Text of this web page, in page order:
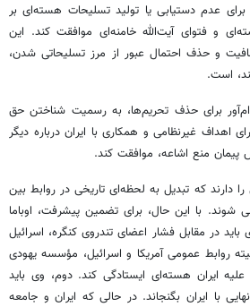
برای عدم دستیابی یا تولید تسلیحات هسته‌ای بر
و فتوای آیت‌الله خامنه‌ای موافقت کند. این
و حذف احتمال عبور از مرز تسلیحاتی شدن،
است.
الزام‌آور برای حذف تحریم‌ها، به رسمیت شناختن حق
اهداف غیرنظامی و همکاری با ایران درباره دیگر
منع اشاعه، موافقت کند.
دارند که تبدیل به لحظه‌ای تاریخی در روابط بین
شوند. با این حال،‌ برای تضمین پیشرفت،‌ اوباما
باید در مقابل فشار اعضای تندروی کنگره، اسرائیل
روابط عمومی آمریکا و اسرائیل، مؤسسه یهودی
ایران هسته‌ای ایستادگی کند. دوم، وی باید
با ایران بگنجاند. در حالی که ایران و جامعه